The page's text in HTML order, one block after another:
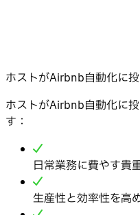
ホストがAirbnb自動化に
ホストがAirbnb自動化に
す：
日常業務に費やす貴
生産性と効率性を高